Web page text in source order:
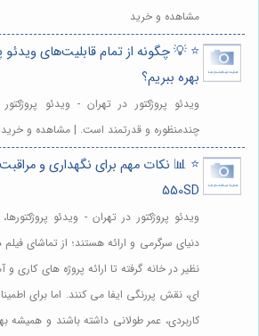
مشاهده و خرید
بهره ببریم؟
چندمنظوره و قدرتمند است. | مشاهده و خرید
⭐️ 📊 نکات مهم برای نگهداری و مراقبت
550SD
ویدئو پروژکتور در تهران - ویدئو
دنیای سرگرمی و ارائه هستند؛ از تماشای
نظیر در خانه گرفته تا ارائه پروژه های
ای، نقش پررنگی ایفا می کنند. اما برای
کاربردی، عمر طولانی داشته باشند و همیشه